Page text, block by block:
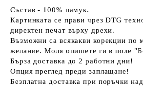
Състав - 100% памук.
Картинката се прави чрез DTG
директен печат върху дрехи.
Възможни са всякакви корекции по
желание. Моля опишете ги в поле
Бърза доставка до 2 работни дни!
Опция преглед преди заплащане!
Безплатна доставка при поръчки